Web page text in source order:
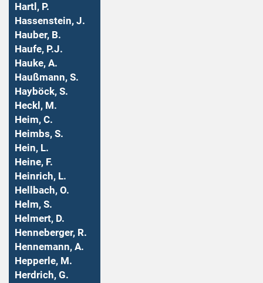
Hartl, P.
Hassenstein, J.
Hauber, B.
Haufe, P.J.
Hauke, A.
Haußmann, S.
Hayböck, S.
Heckl, M.
Heim, C.
Heimbs, S.
Hein, L.
Heine, F.
Heinrich, L.
Hellbach, O.
Helm, S.
Helmert, D.
Henneberger, R.
Hennemann, A.
Hepperle, M.
Herdrich, G.